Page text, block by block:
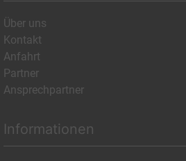
Über uns
Kontakt
Anfahrt
Partner
Ansprechpartner
Informationen